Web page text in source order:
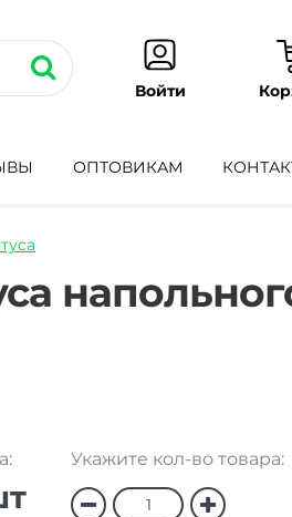
Войти
ОПТОВИКАМ
Укажите кол-во товара: